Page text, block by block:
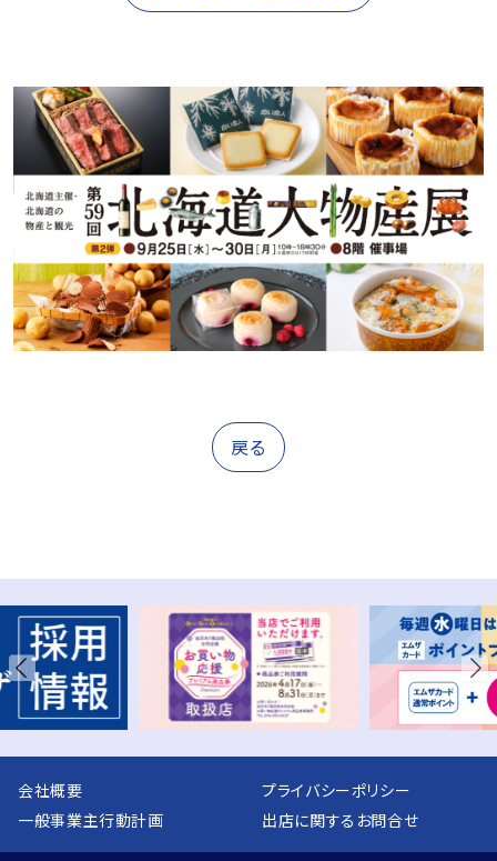
戻る
会社概要
プライバシーポリシー
一般事業主行動計画
出店に関するお問合せ